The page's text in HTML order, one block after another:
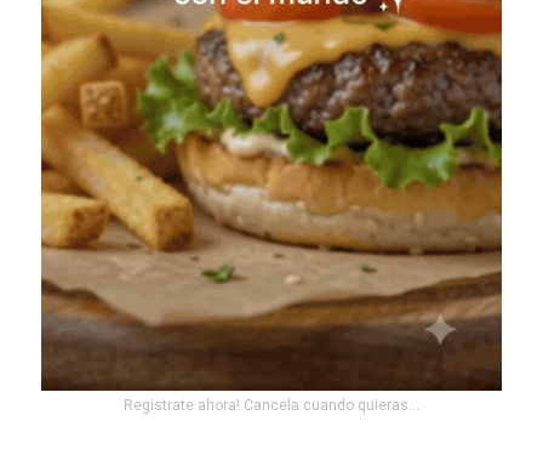
Registrate ahora! Cancela cuando quieras...